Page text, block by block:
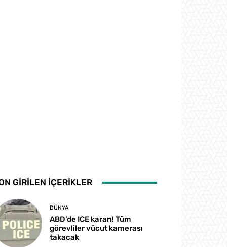
GİRİLEN İÇERİKLER
DÜNYA
ABD’de ICE kararı! Tüm
görevliler vücut kamerası
takacak